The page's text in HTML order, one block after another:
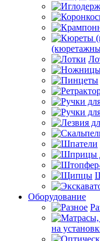
Оборудование
на